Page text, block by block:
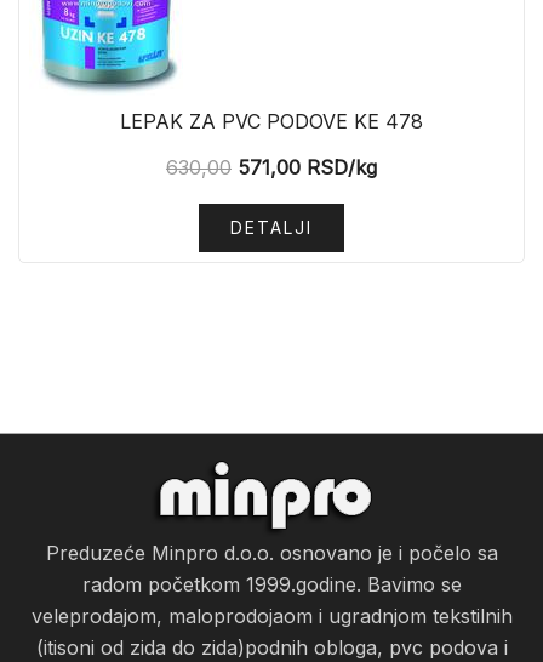
LEPAK ZA PVC PODOVE KE 478
630,00 571,00 RSD/kg
DETALJI
Preduzeće Minpro d.o.o. osnovano je i počelo sa
radom početkom 1999.godine. Bavimo se
veleprodajom, maloprodojaom i ugradnjom tekstilnih
(itisoni od zida do zida)podnih obloga, pvc podova i